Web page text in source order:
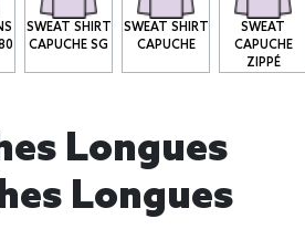
SWEAT SHIRT
CAPUCHE SG
SWEAT SHIRT
CAPUCHE
SWEAT
CAPUCHE
ZIPPÉ
Longues
Longues